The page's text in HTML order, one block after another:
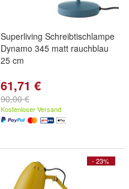
Superliving Schreibtischlampe
Dynamo 345 matt rauchblau
25 cm
61,71 €
90,00 €
Kostenloser Versand
- 23%